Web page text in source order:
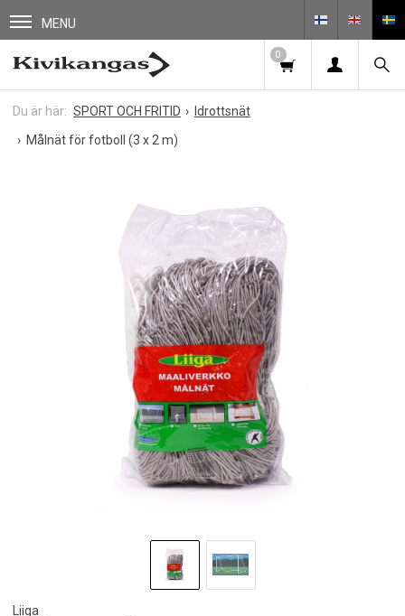
MENU
0
SPORT OCH FRITID
Idrottsnät
Målnät för fotboll (3 x 2 m)
Liiga